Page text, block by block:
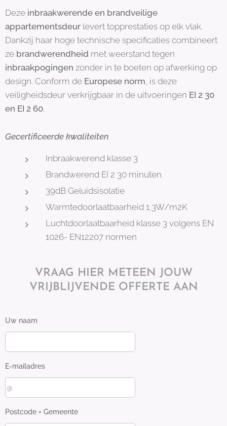
Deze inbraakwerende en brandveilige
appartementsdeur levert topprestaties op elk vlak.
Dankzij haar hoge technische specificaties combineert
ze brandwerendheid met weerstand tegen
inbraakpogingen zonder in te boeten op afwerking op
design. Conform de Europese norm , is deze
veiligheidsdeur verkrijgbaar in de uitvoeringen EI 2 30
en EI 2 60.
Gecertificeerde kwaliteiten
Inbraakwerend klasse 3
Brandwerend EI 2 30 minuten
39dB Geluidsisolatie
Warmtedoorlaatbaarheid 1,3W/m2K
Luchtdoorlaatbaarheid klasse 3 volgens EN
1026- EN12207 normen
VRAAG HIER METEEN JOUW
VRIJBLIJVENDE OFFERTE AAN
Uw naam
E-mailadres
Postcode + Gemeente